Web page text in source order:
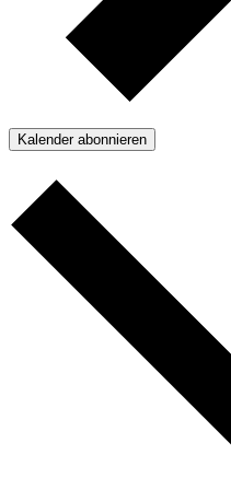
Kalender abonnieren